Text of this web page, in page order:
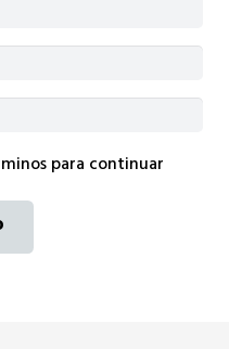
para continuar